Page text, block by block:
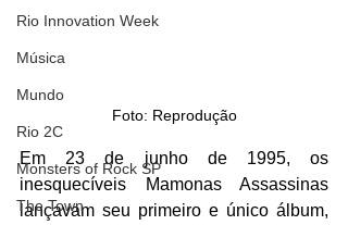
Rio Innovation Week
Música
Mundo
Rio 2C
Monsters of Rock SP
The Town
Foto: Reprodução
Em 23 de junho de 1995, os
inesquecíveis Mamonas Assassinas
lançavam seu primeiro e único álbum,